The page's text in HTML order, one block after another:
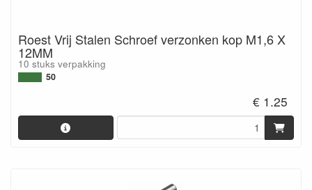
Roest Vrij Stalen Schroef verzonken kop M1,6 X
12MM
10 stuks verpakking
50
€ 1.25